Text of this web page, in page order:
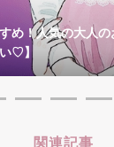
め！人気の大人
♡】
関連記事